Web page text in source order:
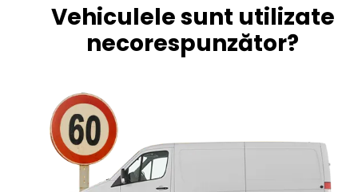
Vehiculele sunt utilizate
necorespunzător?